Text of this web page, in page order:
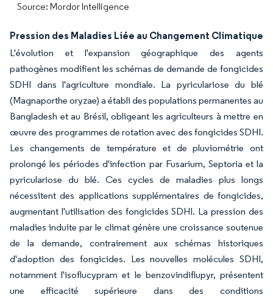
Source: Mordor Intelligence
Pression des Maladies Liée au Changement Climatique
L'évolution et l'expansion géographique des agents
pathogènes modifient les schémas de demande de fongicides
SDHI dans l'agriculture mondiale. La pyriculariose du blé
(Magnaporthe oryzae) a établi des populations permanentes au
Bangladesh et au Brésil, obligeant les agriculteurs à mettre en
œuvre des programmes de rotation avec des fongicides SDHI.
Les changements de température et de pluviométrie ont
prolongé les périodes d'infection par Fusarium, Septoria et la
pyriculariose du blé. Ces cycles de maladies plus longs
nécessitent des applications supplémentaires de fongicides,
augmentant l'utilisation des fongicides SDHI. La pression des
maladies induite par le climat génère une croissance soutenue
de la demande, contrairement aux schémas historiques
d'adoption des fongicides. Les nouvelles molécules SDHI,
notamment l'isoflucypram et le benzovindiflupyr, présentent
une efficacité supérieure dans des conditions